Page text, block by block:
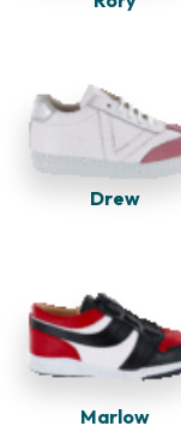
Drew
Marlow